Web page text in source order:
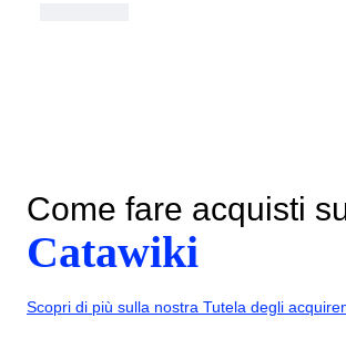
Come fare acquisti
Catawiki
Scopri di più sulla nostra Tutela degli